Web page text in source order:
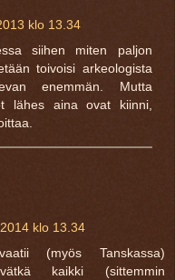
klo 13.34
siihen miten paljon
toivoisi arkeologista
enemmän. Mutta
lähes aina ovat kiinni,
klo 13.34
(myös Tanskassa)
kaikki (sittemmin